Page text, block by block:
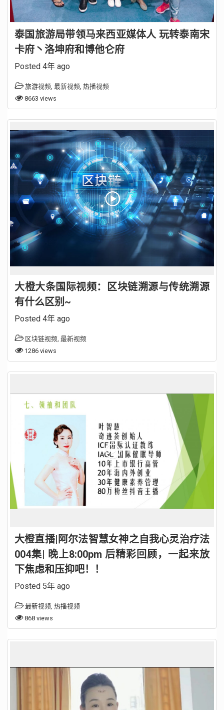
泰国旅游局带领马来西亚媒体人 玩转泰南宋
卡府丶洛坤府和博他仑府
Posted 4年 ago
旅游视频, 最新视频, 热播视频
8663 views
大橙大条国际视频：区块链溯源与传统溯源
有什么区别~
Posted 4年 ago
区块链视频, 最新视频
1286 views
大橙直播|阿尔法智慧女神之自我心灵治疗法
004集| 晚上8:00pm 后精彩回顾，一起来放
下焦虑和压抑吧！！
Posted 5年 ago
最新视频, 热播视频
868 views